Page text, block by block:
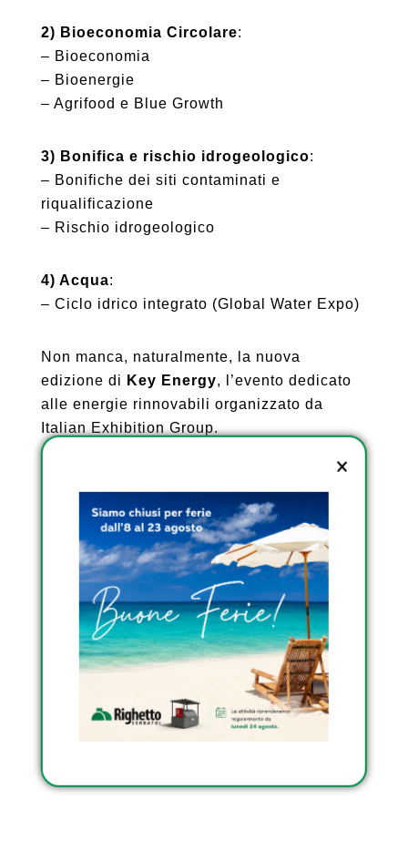
2) Bioeconomia Circolare:
– Bioeconomia
– Bioenergie
– Agrifood e Blue Growth
3) Bonifica e rischio idrogeologico:
– Bonifiche dei siti contaminati e
riqualificazione
– Rischio idrogeologico
4) Acqua:
– Ciclo idrico integrato (Global Water Expo)
Non manca, naturalmente, la nuova
edizione di Key Energy, l’evento dedicato
alle energie rinnovabili organizzato da
Italian Exhibition Group.
VIENI A TROVARCI A
ECOMONDO 2019 : STAND
20 – PADIGLIONE C4 !!!